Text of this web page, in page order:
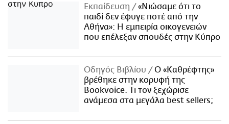
Εκπαίδευση
«Νιώσαμε ότι το
παιδί δεν έφυγε ποτέ από την
Αθήνα»: Η εμπειρία οικογενειών
που επέλεξαν σπουδές στην Κύπρο
Οδηγός Βιβλίου
Ο «Καθρέφτης»
βρέθηκε στην κορυφή της
Bookvoice. Τι τον ξεχώρισε
ανάμεσα στα μεγάλα best sellers;